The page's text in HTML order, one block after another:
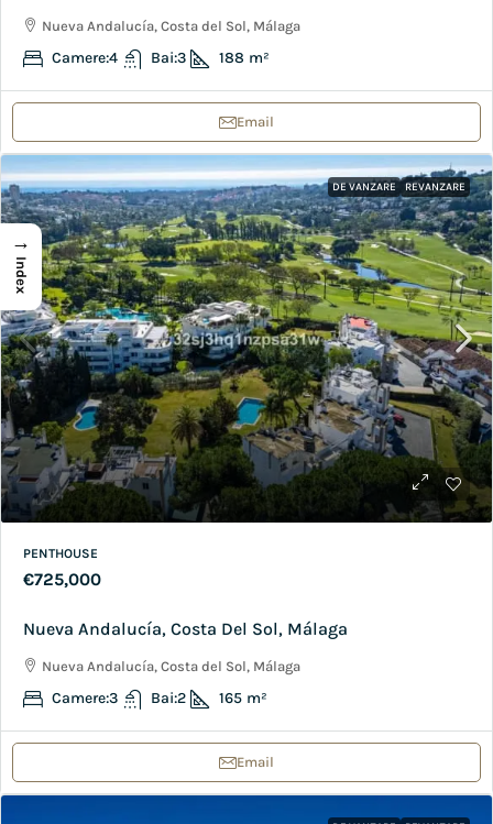
Nueva Andalucía, Costa del Sol, Málaga
Camere:4 Bai:3 188 m²
Email
DE VANZARE REVANZARE
PENTHOUSE
€725,000
Nueva Andalucía, Costa Del Sol, Málaga
Nueva Andalucía, Costa del Sol, Málaga
Camere:3 Bai:2 165 m²
Email
→
Index